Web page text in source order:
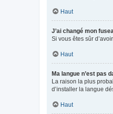
Haut
J’ai changé mon
Si vous êtes sûr
Haut
Ma langue n’est pas
La raison la plus
d’installer la langue
Haut